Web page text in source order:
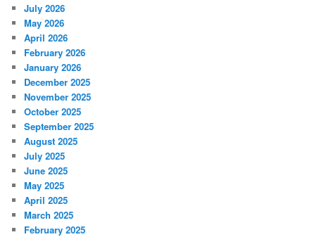
July 2026
May 2026
April 2026
February 2026
January 2026
December 2025
November 2025
October 2025
September 2025
August 2025
July 2025
June 2025
May 2025
April 2025
March 2025
February 2025